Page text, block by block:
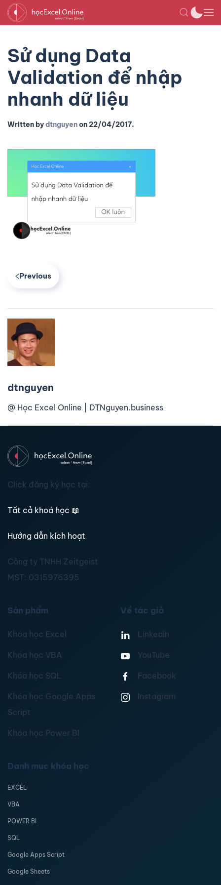
Sử dụng Data
Validation để nhập
nhanh dữ liệu
Written bydtnguyenon22/04/2017.
Previous
dtnguyen
@ Học Excel Online | DTNguyen.business
Click đăng ký học tại:
Tất cả khoá học 📖
Hướng dẫn kích hoạt
Công ty TNHH Zeitgeist
MST: 0315976395
Sản phẩm
Khóa học Excel
Khóa học VBA
Khóa học SQL
Khóa học Google Apps
Script
Khóa học Power BI
Về tác giả
Linkedin
YouTube
Facebook
Instagram
Danh mục khóa học
EXCEL
VBA
POWER BI
SQL
Google Apps Script
Google Sheets